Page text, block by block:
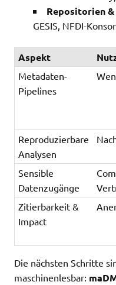
Repositorien
GESIS, NFDI-
Aspekt
Metadaten-
Pipelines
Reproduzierbare
Analysen
Sensible
Datenzugänge
Zitierbarkeit &
Impact
Die nächsten Schritte
maschinenlesbar: